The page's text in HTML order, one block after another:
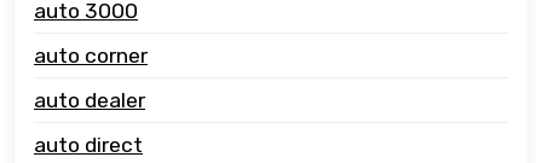
auto 3000
auto corner
auto dealer
auto direct